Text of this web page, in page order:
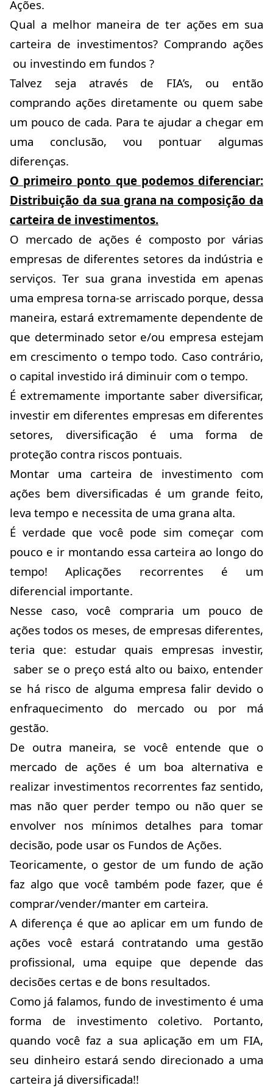
Ações.
Qual a melhor maneira de ter ações em sua
carteira de investimentos? Comprando ações
ou investindo em fundos ?
Talvez seja através de FIA’s, ou então
comprando ações diretamente ou quem sabe
um pouco de cada. Para te ajudar a chegar em
uma conclusão, vou pontuar algumas
diferenças.
O primeiro ponto que podemos diferenciar:
Distribuição da sua grana na composição da
carteira de investimentos.
O mercado de ações é composto por várias
empresas de diferentes setores da indústria e
serviços. Ter sua grana investida em apenas
uma empresa torna-se arriscado porque, dessa
maneira, estará extremamente dependente de
que determinado setor e/ou empresa estejam
em crescimento o tempo todo. Caso contrário,
o capital investido irá diminuir com o tempo.
É extremamente importante saber diversificar,
investir em diferentes empresas em diferentes
setores, diversificação é uma forma de
proteção contra riscos pontuais.
Montar uma carteira de investimento com
ações bem diversificadas é um grande feito,
leva tempo e necessita de uma grana alta.
É verdade que você pode sim começar com
pouco e ir montando essa carteira ao longo do
tempo! Aplicações recorrentes é um
diferencial importante.
Nesse caso, você compraria um pouco de
ações todos os meses, de empresas diferentes,
teria que: estudar quais empresas investir,
saber se o preço está alto ou baixo, entender
se há risco de alguma empresa falir devido o
enfraquecimento do mercado ou por má
gestão.
De outra maneira, se você entende que o
mercado de ações é um boa alternativa e
realizar investimentos recorrentes faz sentido,
mas não quer perder tempo ou não quer se
envolver nos mínimos detalhes para tomar
decisão, pode usar os Fundos de Ações.
Teoricamente, o gestor de um fundo de ação
faz algo que você também pode fazer, que é
comprar/vender/manter em carteira.
A diferença é que ao aplicar em um fundo de
ações você estará contratando uma gestão
profissional, uma equipe que depende das
decisões certas e de bons resultados.
Como já falamos, fundo de investimento é uma
forma de investimento coletivo. Portanto,
quando você faz a sua aplicação em um FIA,
seu dinheiro estará sendo direcionado a uma
carteira já diversificada!!